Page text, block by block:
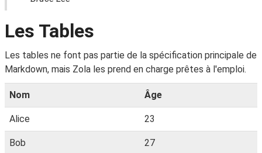
Les Tables
Les tables ne font pas partie de la spécification principale de
Markdown, mais Zola les prend en charge prêtes à l'emploi.
Nom Âge
Alice 23
Bob 27